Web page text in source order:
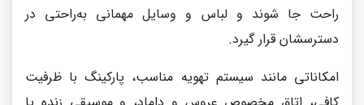
راحت جا شوند و لباس و وسایل مهمانی به‌راحتی در
دسترسشان قرار گیرد.
امکاناتی مانند سیستم تهویه مناسب، پارکینگ با ظرفیت